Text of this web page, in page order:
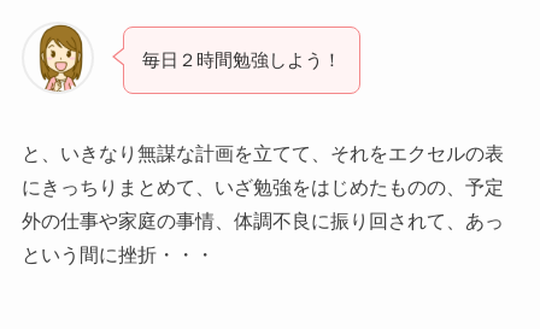
毎日２時間勉強しよう！
と、いきなり無謀な計画を立てて、それをエクセルの表
にきっちりまとめて、いざ勉強をはじめたものの、予定
外の仕事や家庭の事情、体調不良に振り回されて、あっ
という間に挫折・・・